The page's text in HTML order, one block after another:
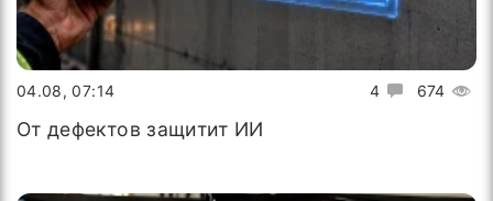
4 674
04.08, 07:14
От дефектов защитит ИИ